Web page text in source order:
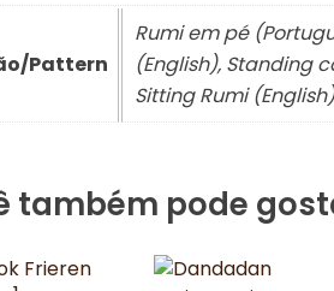
Pattern
Rumi em pé
(English), Standing
Sitting Rumi (English)
também pode